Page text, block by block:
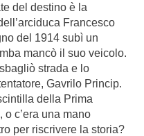
del destino è la
Francesco
del 1914 subì un
mancò il suo veicolo.
strada e lo
Gavrilo Princip.
della Prima
c’era una mano
per riscrivere la storia?